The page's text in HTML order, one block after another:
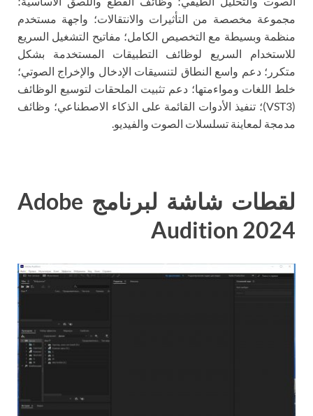
مجموعة مخصصة من التأثيرات والانتقالات؛ واجهة مستخدم
منظمة وبسيطة مع التخصيص الكامل؛ مفاتيح التشغيل السريع
للاستخدام السريع لوظائف التطبيقات المستخدمة بشكل
متكرر؛ دعم واسع النطاق لتنسيقات الإدخال والإخراج الصوتي؛
خلط اللغات ومواءمتها؛ دعم تثبيت الملحقات لتوسيع الوظائف
(VST3)؛ تنفيذ الأدوات القائمة على الذكاء الاصطناعي؛ وظائف
مدمجة لمعاينة تسلسلات الصوت والفيديو.
لقطات شاشة لبرنامج Adobe
Audition 2024